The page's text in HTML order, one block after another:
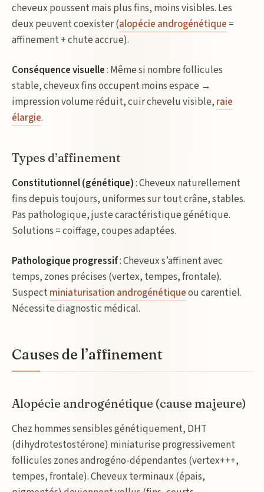
cheveux poussent mais plus fins, moins visibles. Les
deux peuvent coexister (alopécie androgénétique =
affinement + chute accrue).
Conséquence visuelle: Même si nombre follicules
stable, cheveux fins occupent moins espace →
impression volume réduit, cuir chevelu visible, raie
élargie.
Types d’affinement
Constitutionnel (génétique): Cheveux naturellement
fins depuis toujours, uniformes sur tout crâne, stables.
Pas pathologique, juste caractéristique génétique.
Solutions = coiffage, coupes adaptées.
Pathologique progressif: Cheveux s’affinent avec
temps, zones précises (vertex, tempes, frontale).
Suspectminiaturisation androgénétiqueou carentiel.
Nécessite diagnostic médical.
Causes de l’affinement
Alopécie androgénétique (cause majeure)
Chez hommes sensibles génétiquement, DHT
(dihydrotestostérone) miniaturise progressivement
follicules zones androgéno-dépendantes (vertex+++,
tempes, frontale). Cheveux terminaux (épais,